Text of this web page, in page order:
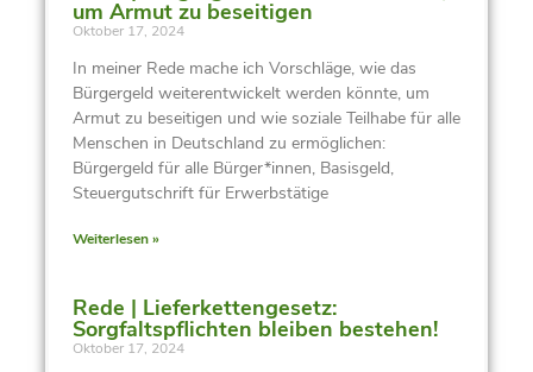
um Armut zu beseitigen
Oktober 17, 2024
In meiner Rede mache ich Vorschläge, wie das
Bürgergeld weiterentwickelt werden könnte, um
Armut zu beseitigen und wie soziale Teilhabe für alle
Menschen in Deutschland zu ermöglichen:
Bürgergeld für alle Bürger*innen, Basisgeld,
Steuergutschrift für Erwerbstätige
Weiterlesen »
Rede | Lieferkettengesetz:
Sorgfaltspflichten bleiben bestehen!
Oktober 17, 2024